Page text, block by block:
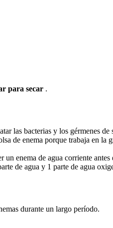
para secar .
las bacterias y los gérmenes de
de enema porque trabaja en la
un enema de agua corriente antes
de agua y 1 parte de agua
durante un largo período.